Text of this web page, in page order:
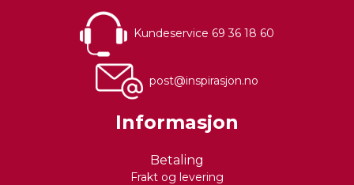
Kundeservice 69 36 18 60
post@inspirasjon.no
Informasjon
Betaling
Frakt og levering